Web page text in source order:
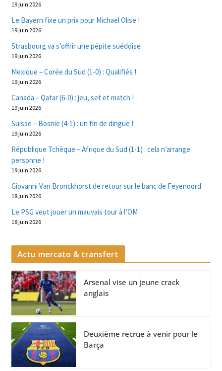
19 juin 2026
Le Bayern fixe un prix pour Michael Olise !
19 juin 2026
Strasbourg va s’offrir une pépite suédoise
19 juin 2026
Mexique – Corée du Sud (1-0) : Qualifiés !
19 juin 2026
Canada – Qatar (6-0) : jeu, set et match !
19 juin 2026
Suisse – Bosnie (4-1) : un fin de dingue !
19 juin 2026
République Tchèque – Afrique du Sud (1-1) : cela n’arrange
personne !
19 juin 2026
Giovanni Van Bronckhorst de retour sur le banc de Feyenoord
18 juin 2026
Le PSG veut jouer un mauvais tour à l’OM
18 juin 2026
Actu mercato & transfert
Arsenal vise un jeune crack
anglais
Deuxième recrue à venir pour le
Barça